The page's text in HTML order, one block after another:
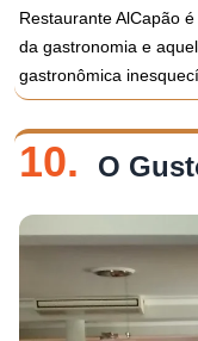
Restaurante AlCapão
da gastronomia e
gastronômica
10. O